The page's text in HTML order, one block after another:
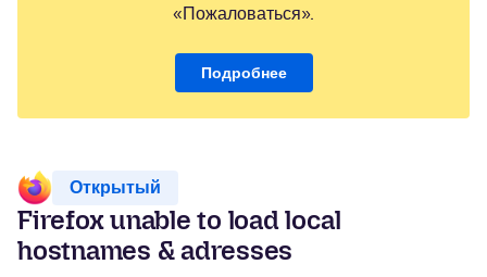
«Пожаловаться».
Подробнее
Открытый
Firefox unable to load local
hostnames & adresses